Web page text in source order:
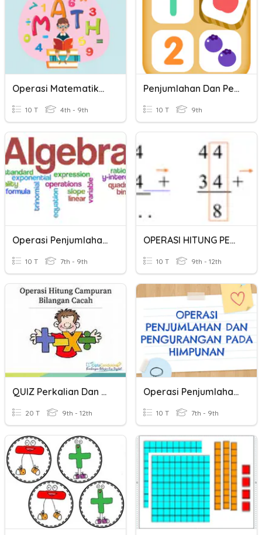
Operasi Matematika (perkalian, Pembagian, Penjumlahan, Penguran
10 T 4th - 9th
Penjumlahan Dan Pengurangan Matriks
10 T 9th
Operasi Penjumlahan Pengurangan Aljabar
10 T 7th - 9th
OPERASI HITUNG PENJUMLAHAN MATEMATIKA
10 T 9th - 12th
QUIZ Perkalian Dan Pembagian
20 T 9th - 12th
Operasi Penjumlahan Dan Pengurangan Pada Himpunan
10 T 7th - 9th